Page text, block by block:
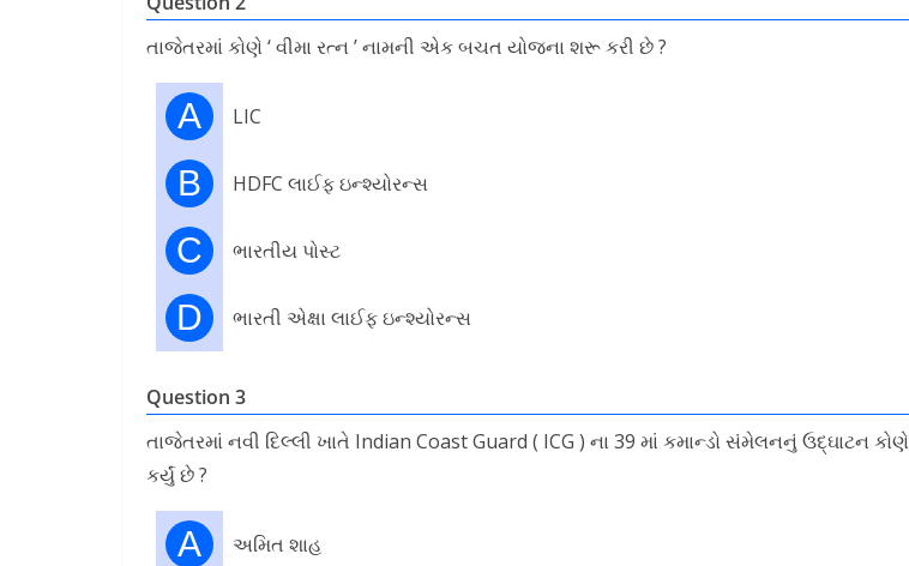
તાજેતરમાં કોણે ‘ વીમા રત્ન ’ નામની એક બચત યોજના શરૂ કરી છે ?
A LIC
B HDFC લાઈફ ઇન્શ્યોરન્સ
C ભારતીય પોસ્ટ
D ભારતી એક્ષા લાઈફ ઇન્શ્યોરન્સ
Question 3
તાજેતરમાં નવી દિલ્લી ખાતે Indian Coast Guard ( ICG ) ના 39 માં કમાન્ડો સંમેલનનું ઉદ્ઘાટન કોણે
કર્યું છે ?
A અમિત શાહ